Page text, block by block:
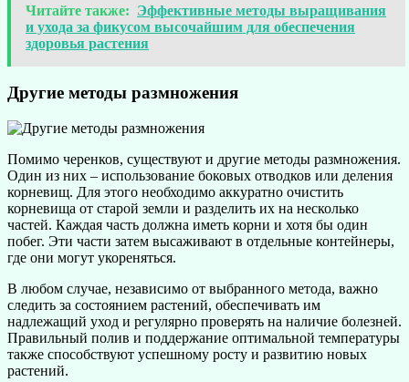
Читайте также: Эффективные методы выращивания
и ухода за фикусом высочайшим для обеспечения
здоровья растения
Другие методы размножения
Помимо черенков, существуют и другие методы размножения.
Один из них – использование боковых отводков или деления
корневищ. Для этого необходимо аккуратно очистить
корневища от старой земли и разделить их на несколько
частей. Каждая часть должна иметь корни и хотя бы один
побег. Эти части затем высаживают в отдельные контейнеры,
где они могут укореняться.
В любом случае, независимо от выбранного метода, важно
следить за состоянием растений, обеспечивать им
надлежащий уход и регулярно проверять на наличие болезней.
Правильный полив и поддержание оптимальной температуры
также способствуют успешному росту и развитию новых
растений.